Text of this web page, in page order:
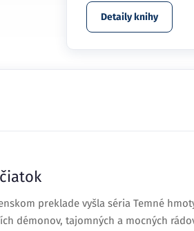
Detaily knihy
preklade vyšla séria Temné
démonov, tajomných a mocných